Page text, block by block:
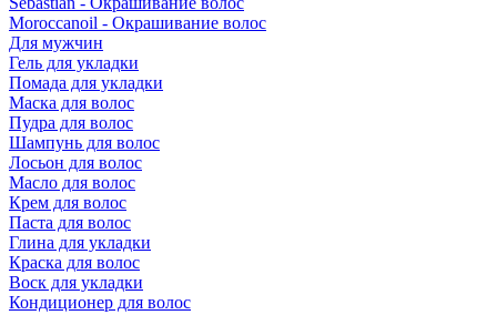
Moroccanoil - Окрашивание волос
Для мужчин
Гель для укладки
Помада для укладки
Маска для волос
Пудра для волос
Шампунь для волос
Лосьон для волос
Масло для волос
Крем для волос
Паста для волос
Глина для укладки
Краска для волос
Воск для укладки
Кондиционер для волос